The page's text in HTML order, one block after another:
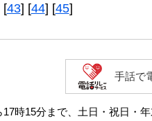
[43] [44] [45]
時15分まで、土日・祝日・年
手話で